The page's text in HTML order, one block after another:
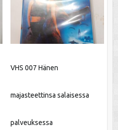
VHS 007 Hänen
majasteettinsa salaisessa
palveuksessa